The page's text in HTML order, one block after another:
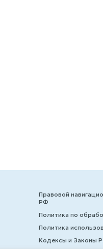
Правовой
РФ
Политика по
Политика
Кодексы и Законы